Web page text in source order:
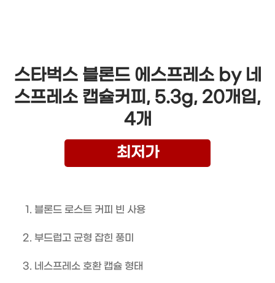
스타벅스 블론드 에스프레소 by 네
스프레소 캡슐커피, 5.3g, 20개입,
4개
최저가
블론드 로스트 커피 빈 사용
부드럽고 균형 잡힌 풍미
네스프레소 호환 캡슐 형태